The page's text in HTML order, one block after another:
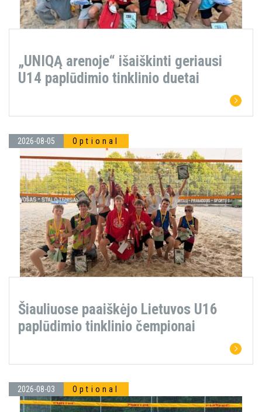
„UNIQĄ arenoje“ išaiškinti geriausi
U14 paplūdimio tinklinio duetai
2026-08-05 Optional
Šiauliuose paaiškėjo Lietuvos U16
paplūdimio tinklinio čempionai
2026-08-03 Optional